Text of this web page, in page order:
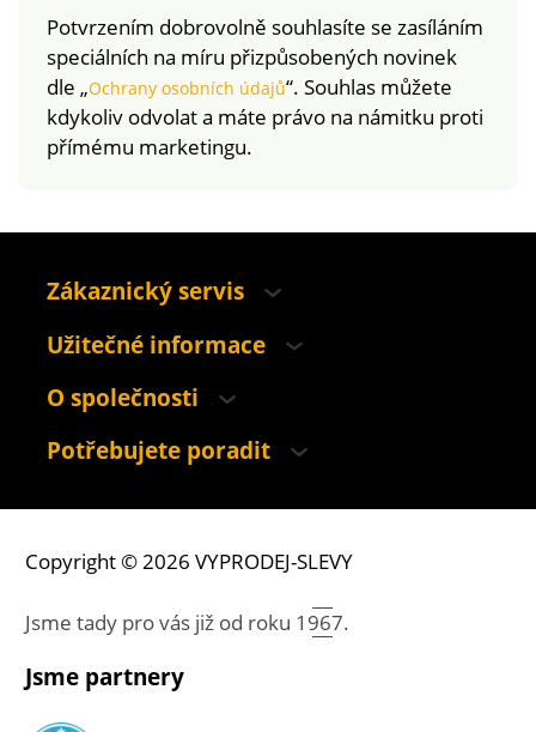
Potvrzením dobrovolně souhlasíte se zasíláním
speciálních na míru přizpůsobených novinek
dle „Ochrany osobních údajů“. Souhlas můžete
kdykoliv odvolat a máte právo na námitku proti
přímému marketingu.
Zákaznický servis
Užitečné informace
O společnosti
Potřebujete poradit
Copyright © 2026 VYPRODEJ-SLEVY
Jsme tady pro vás již od roku 1967.
Jsme partnery